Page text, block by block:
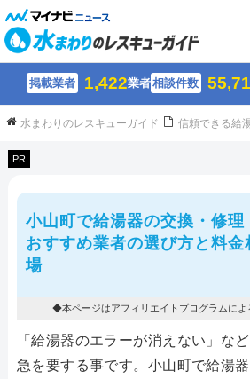
掲載業者 1,422業者相談件数
水まわりのレスキューガイド 信頼できる給
PR
小山町で給湯器の交換・修理
おすすめ業者の選び方と料金
場
◆本ページはアフィリエイトプログラムによ
「給湯器のエラーが消えない」な
急を要する事です。小山町で給湯